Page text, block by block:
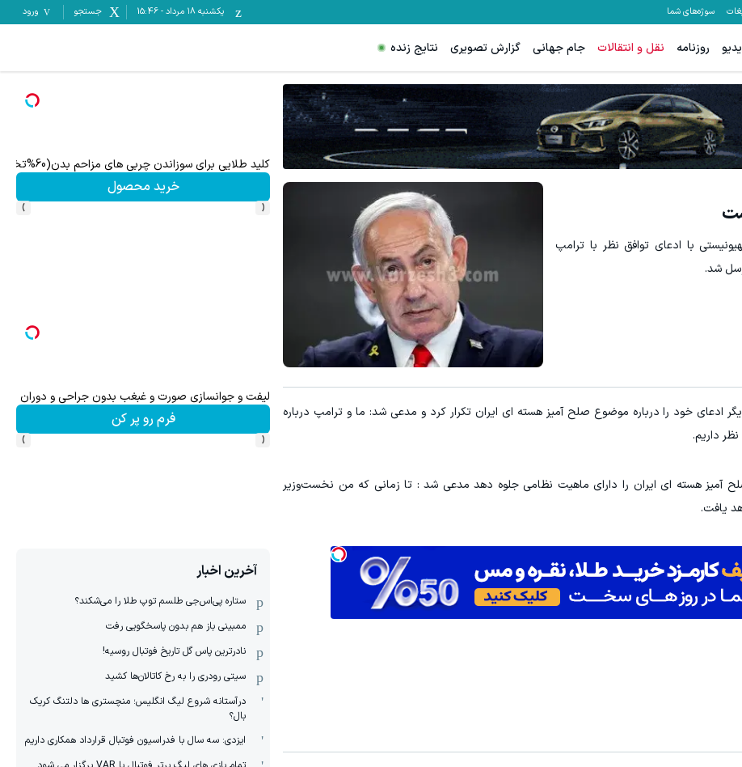
سوژه‌های شما یکشنبه ۱۸ مرداد -
15:46 جستجو ورود
روزنامه نقل و انتقالات جام جهانی گزارش تصویری نتایج زنده
با ادعای توافق نظر با ترامپ
شد.
ادعای خود را درباره موضوع صلح آمیز هسته ای ایران تکرار کرد و مدعی شد: ما و ترامپ درباره
داریم.
صلح آمیز هسته ای ایران را دارای ماهیت نظامی جلوه دهد مدعی شد : تا زمانی که من نخست‌وزیر
یافت.
فقط در 3 هفته ترمیمش کن!😍 چرا هنوز داری با درد راه میری؟ وقتی راه درمان جلو پاته!
◀ پرسش‌نامه
کلید طلایی برای سوزاندن چربی های مزاحم بدن(60%تخفیف تا امشب)
خرید محصول
‹
›
نزدیکت!
کلیک کن! درخواست اعتبار
لیفت و جوانسازی صورت و غبغب بدون جراحی و دوران نقاهت ✨
فرم رو پر کن
‹
›
آخرین اخبار
ستاره پی‌اس‌جی طلسم توپ طلا را می‌شکند؟
ممبینی باز هم بدون پاسخگویی رفت
نادر‌ترین پاس گل تاریخ فوتبال روسیه!
سیتی رودری را به رخ کاتالان‌ها کشید
درآستانه شروع لیگ انگلیس؛ منچستری ها دلتنگ کریک
بال؟
ایزدی: سه سال با فدراسیون فوتبال قرارداد همکاری داریم